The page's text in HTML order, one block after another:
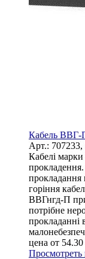
Кабель ВВГ-
Арт.: 707233,
Кабелі
прокладання
горіння
ВВГнгд-П
потрібне
прокладанні
цена от 54.30
Просмотреть